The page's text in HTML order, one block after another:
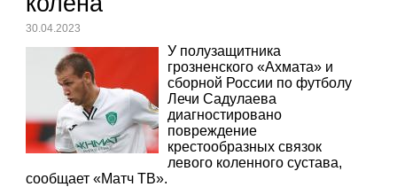
30.04.2023
У полузащитника
грозненского «Ахмата» и
сборной России по футболу
Лечи Садулаева
диагностировано
повреждение
крестообразных связок
левого коленного сустава,
сообщает «Матч ТВ».